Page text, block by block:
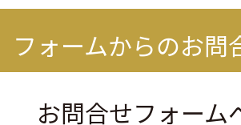
フォームからのお問
お問合せフォーム